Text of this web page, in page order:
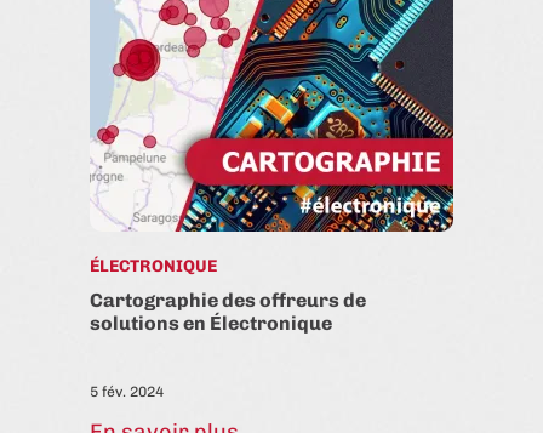
ÉLECTRONIQUE
Cartographie des offreurs de
solutions en Électronique
5 fév. 2024